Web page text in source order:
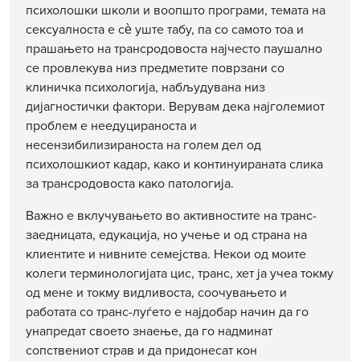
психолошки школи и воопшто програми, темата на
сексуалноста е сѐ уште табу, па со самото тоа и
прашањето на трансродовоста најчесто паушално
се провлекува низ предметите поврзани со
клиничка психологија, набљудувана низ
дијагностички фактори. Верувам дека најголемиот
проблем е неедуцираноста и
несензибилизираноста на голем дел од
психолошкиот кадар, како и континуираната слика
за трансродовоста како патологија.
Важно е вклучувањето во активностите на транс-
заедницата, едукација, но учење и од страна на
клиентите и нивните семејства. Некои од моите
колеги терминологијата цис, транс, хет ја учеа токму
од мене и токму видливоста, соочувањето и
работата со транс-луѓето е најдобар начин да го
унапредат своето знаење, да го надминат
сопствениот страв и да придонесат кон